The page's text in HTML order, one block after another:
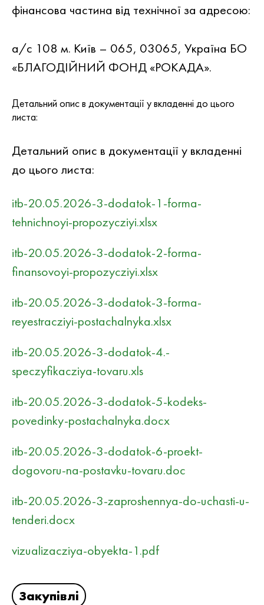
фінансова частина від технічної за адресою:
а/с 108 м. Київ – 065, 03065, Україна БО
«БЛАГОДІЙНИЙ ФОНД «РОКАДА».
Детальний опис в документацiї у вкладеннi до цього
листа:
Детальний опис в документацiї у вкладеннi
до цього листа:
itb-20.05.2026-3-dodatok-1-forma-
tehnichnoyi-propozycziyi.xlsx
itb-20.05.2026-3-dodatok-2-forma-
finansovoyi-propozycziyi.xlsx
itb-20.05.2026-3-dodatok-3-forma-
reyestracziyi-postachalnyka.xlsx
itb-20.05.2026-3-dodatok-4.-
speczyfikacziya-tovaru.xls
itb-20.05.2026-3-dodatok-5-kodeks-
povedinky-postachalnyka.docx
itb-20.05.2026-3-dodatok-6-proekt-
dogovoru-na-postavku-tovaru.doc
itb-20.05.2026-3-zaproshennya-do-uchasti-u-
tenderi.docx
vizualizacziya-obyekta-1.pdf
Закупівлі